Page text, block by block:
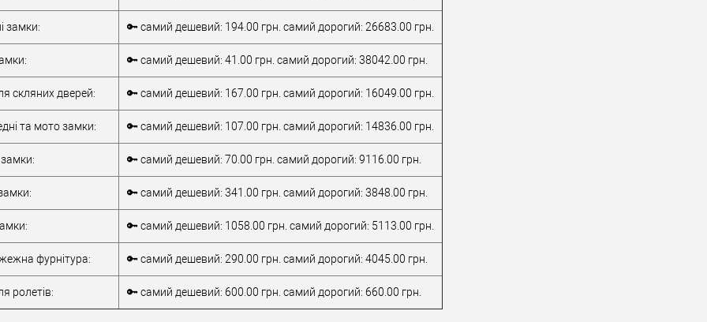
Врізний замок
для алюмінієвих
дверей
Німеччина
У обране
Виробник
BKS
Тип товару
Врізний замок
Матеріал дверей
для
металопластикових
дверей
Країна виробник
Німеччина
Статус (гурт)
1В наявності
У обране
Виробник
Тип товару
Врізний замок
Матеріал дверей
металопластикових
Країна виробник
Міжосьова
відстань
замки: 🔑 самий дешевий: 194.00 грн. самий дорогий: 26683.00 грн.
🔑 самий дешевий: 41.00 грн. самий дорогий: 38042.00 грн.
скляних дверей: 🔑 самий дешевий: 167.00 грн. самий дорогий: 16049.00 грн.
та мото замки: 🔑 самий дешевий: 107.00 грн. самий дорогий: 14836.00 грн.
🔑 самий дешевий: 70.00 грн. самий дорогий: 9116.00 грн.
🔑 самий дешевий: 341.00 грн. самий дорогий: 3848.00 грн.
🔑 самий дешевий: 1058.00 грн. самий дорогий: 5113.00 грн.
фурнітура: 🔑 самий дешевий: 290.00 грн. самий дорогий: 4045.00 грн.
ролетів: 🔑 самий дешевий: 600.00 грн. самий дорогий: 660.00 грн.